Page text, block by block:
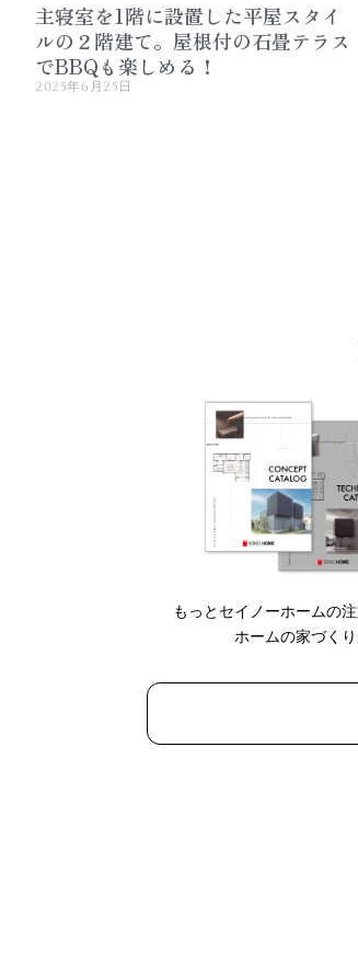
主寝室を1階に設置した平屋スタイ
ルの２階建て。屋根付の石畳テラス
でBBQも楽しめる！
2025年6月25日
もっとセイノーホームの
ホームの家づく